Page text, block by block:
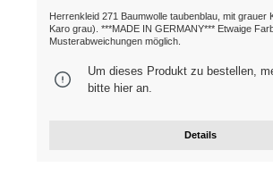
Herrenkleid 271 Baumwolle taubenblau, mit grauer
Karo grau). ***MADE IN GERMANY*** Etwaige
Musterabweichungen möglich.
Um dieses Produkt zu bestellen,
bitte hieran.
Details